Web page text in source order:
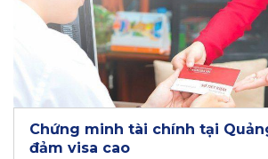
Chứng minh tài chính tại
đảm visa cao